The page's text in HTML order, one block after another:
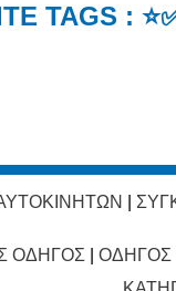
TAGS :
ΟΔΗΓΟΣ
ΟΔΗΓΟΣ